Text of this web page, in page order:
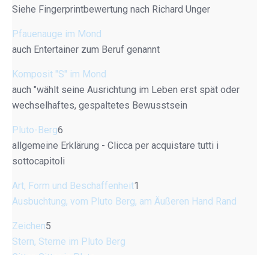
Siehe Fingerprintbewertung nach Richard Unger
Pfauenauge im Mond
auch Entertainer zum Beruf genannt
Komposit "S" im Mond
auch "wählt seine Ausrichtung im Leben erst spät oder
wechselhaftes, gespaltetes Bewusstsein
Pluto-Berg6
allgemeine Erklärung - Clicca per acquistare tutti i
sottocapitoli
Art, Form und Beschaffenheit1
Ausbuchtung, vom Pluto Berg, am Äußeren Hand Rand
Zeichen5
Stern, Sterne im Pluto Berg